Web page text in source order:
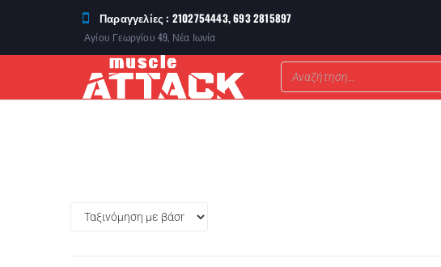
Παραγγελίες : 2102754443, 693 2815897
Αγίου Γεωργίου 49, Νέα Ιωνία